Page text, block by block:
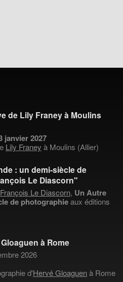
de Lily Franey à Moulins
janvier 2027
Lily Franey à Moulins (Allier)
: un demi-siècle de
Le Diascorn"
François Le Diascorn, Un Autre
de photographieaux éditions
à Rome
2026
d'Hervé Gloaguenà Rome